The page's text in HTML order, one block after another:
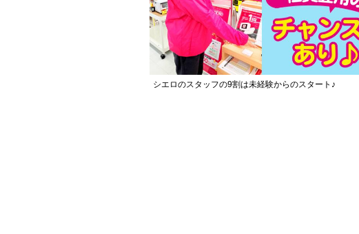
シエロのスタッフの9割は未経験からのスタート♪